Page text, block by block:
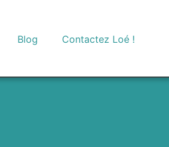
Blog Contactez Loé !